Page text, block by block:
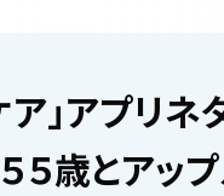
ア」アプリネ
５歳とアッ